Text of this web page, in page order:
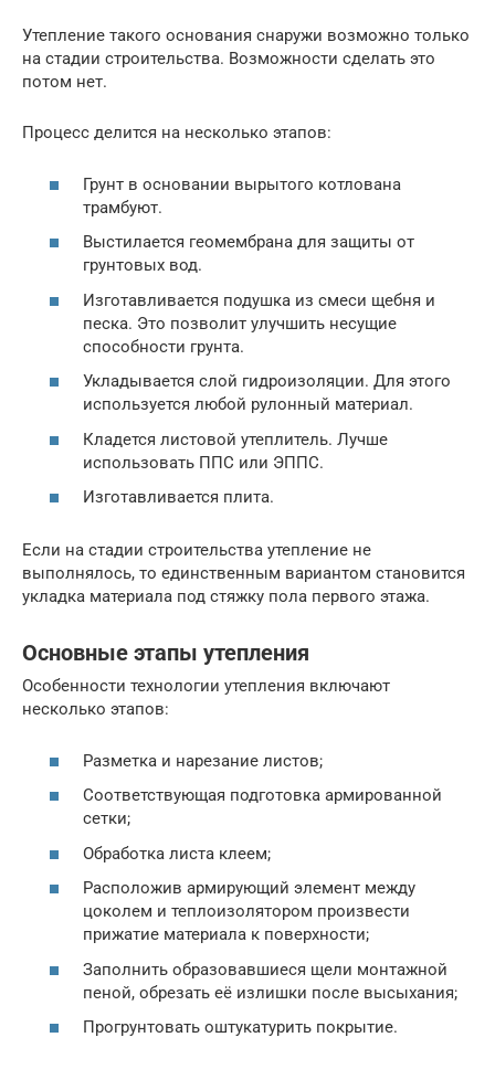
Утепление такого основания снаружи возможно только
на стадии строительства. Возможности сделать это
потом нет.
Процесс делится на несколько этапов:
Грунт в основании вырытого котлована
трамбуют.
Выстилается геомембрана для защиты от
грунтовых вод.
Изготавливается подушка из смеси щебня и
песка. Это позволит улучшить несущие
способности грунта.
Укладывается слой гидроизоляции. Для этого
используется любой рулонный материал.
Кладется листовой утеплитель. Лучше
использовать ППС или ЭППС.
Изготавливается плита.
Если на стадии строительства утепление не
выполнялось, то единственным вариантом становится
укладка материала под стяжку пола первого этажа.
Основные этапы утепления
Особенности технологии утепления включают
несколько этапов:
Разметка и нарезание листов;
Соответствующая подготовка армированной
сетки;
Обработка листа клеем;
Расположив армирующий элемент между
цоколем и теплоизолятором произвести
прижатие материала к поверхности;
Заполнить образовавшиеся щели монтажной
пеной, обрезать её излишки после высыхания;
Прогрунтовать оштукатурить покрытие.